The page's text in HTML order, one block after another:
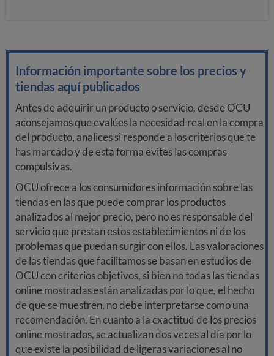
Información importante sobre los precios y
tiendas aquí publicados
Antes de adquirir un producto o servicio, desde OCU
aconsejamos que evalúes la necesidad real en la compra
del producto, analices si responde a los criterios que te
has marcado y de esta forma evites las compras
compulsivas.
OCU ofrece a los consumidores información sobre las
tiendas en las que puede comprar los productos
analizados al mejor precio, pero no es responsable del
servicio que prestan estos establecimientos ni de los
problemas que puedan surgir con ellos. Las valoraciones
de las tiendas que facilitamos se basan en estudios de
OCU con criterios objetivos, si bien no todas las tiendas
online mostradas están analizadas por lo que, el hecho
de que se muestren, no debe interpretarse como una
recomendación. En cuanto a la exactitud de los precios
online mostrados, se actualizan dos veces al día por lo
que existe la posibilidad de ligeras variaciones al no